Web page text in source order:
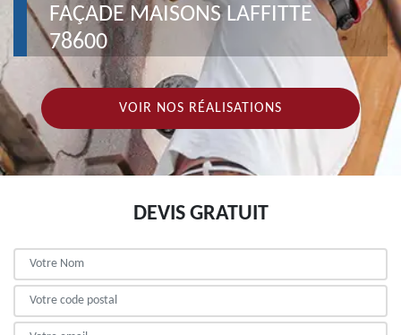
FAÇADE MAISONS LAFFITTE
78600
VOIR NOS RÉALISATIONS
DEVIS GRATUIT